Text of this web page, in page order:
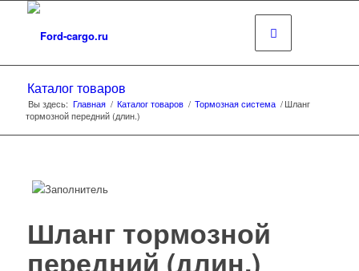
Каталог товаров
Вы здесь: Главная / Каталог товаров / Тормозная система / Шланг
тормозной передний (длин.)
Шланг тормозной
передний (длин.)